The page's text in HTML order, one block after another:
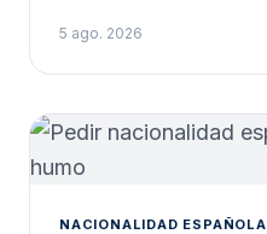
5 ago. 2026
NACIONALIDAD ESPAÑOLA